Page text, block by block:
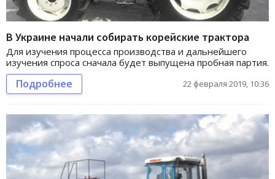
В Украине начали собирать корейские трактора
Для изучения процесса производства и дальнейшего
изучения спроса сначала будет выпущена пробная партия.
Подробнее 22 февраля 2019, 10:36